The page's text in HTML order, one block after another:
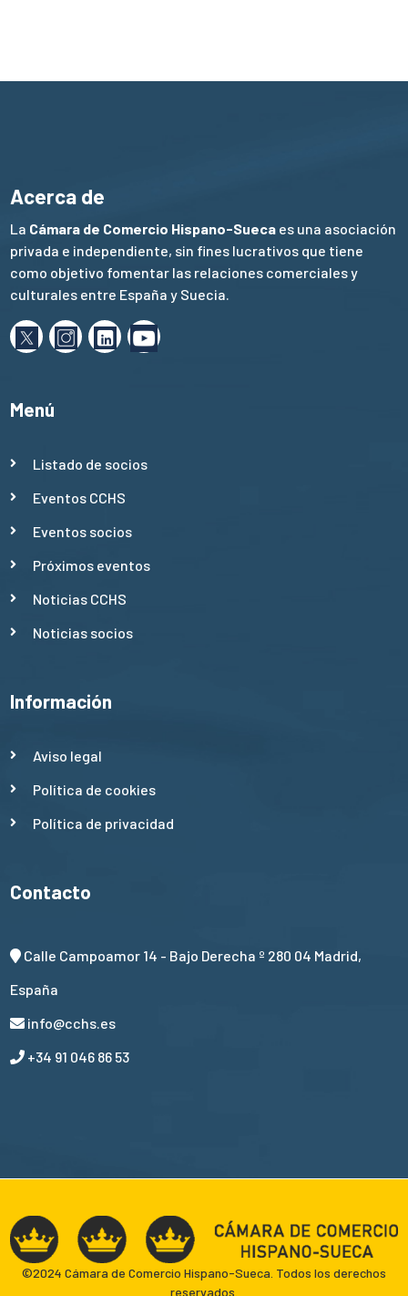
Acerca de
La Cámara de Comercio Hispano-Sueca es una asociación
privada e independiente, sin fines lucrativos que tiene
como objetivo fomentar las relaciones comerciales y
culturales entre España y Suecia.
Menú
Listado de socios
Eventos CCHS
Eventos socios
Próximos eventos
Noticias CCHS
Noticias socios
Información
Aviso legal
Política de cookies
Política de privacidad
Contacto
Calle Campoamor 14 - Bajo Derecha º 280 04 Madrid,
España
info@cchs.es
+34 91 046 86 53
©2024 Cámara de Comercio Hispano-Sueca. Todos los derechos
reservados.